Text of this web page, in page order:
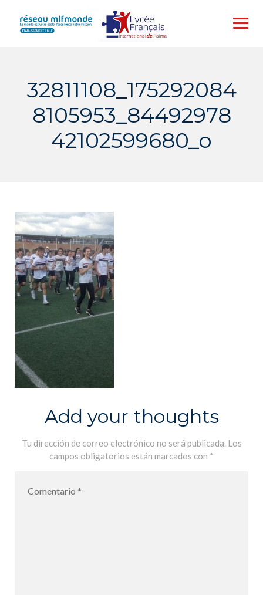
content
32811108_175292084
8105953_84492978
42102599680_o
Add your thoughts
Tu dirección de correo electrónico no será publicada. Los
campos obligatorios están marcados con *